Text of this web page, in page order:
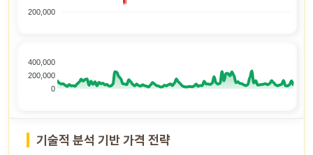
200,000
400,000
200,000
0
기술적 분석 기반 가격 전략